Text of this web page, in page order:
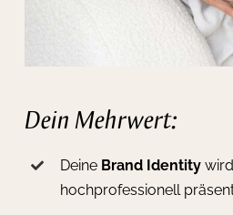
Dein Mehrwert:
Deine Brand Identity
hochprofessionell